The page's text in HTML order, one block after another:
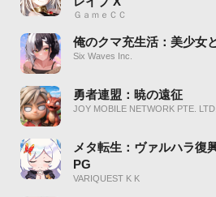
ＧａｍｅＣＣ
俺のクマ充生活：美少女
Six Waves Inc.
勇者連盟：暁の遠征
JOY MOBILE NETWORK PTE. LTD.
メタ転生：ヴァルハラ復
PG
VARIQUEST K K